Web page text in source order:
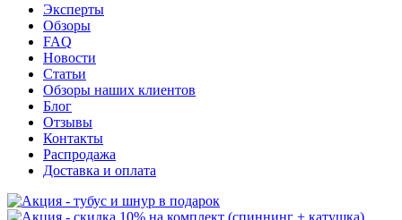
Эксперты
Обзоры
FAQ
Новости
Статьи
Обзоры наших клиентов
Блог
Отзывы
Контакты
Распродажа
Доставка и оплата